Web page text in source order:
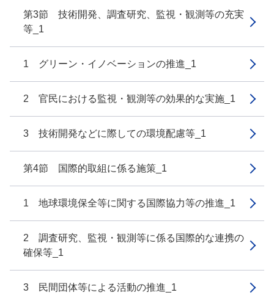
第3節 技術開発、調査研究、監視・観測等の充実
等_1
1 グリーン・イノベーションの推進_1
2 官民における監視・観測等の効果的な実施_1
3 技術開発などに際しての環境配慮等_1
第4節 国際的取組に係る施策_1
1 地球環境保全等に関する国際協力等の推進_1
2 調査研究、監視・観測等に係る国際的な連携の
確保等_1
3 民間団体等による活動の推進_1